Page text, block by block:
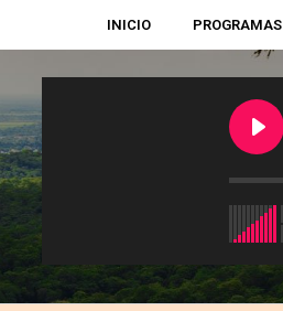
INICIO PROGRAMAS